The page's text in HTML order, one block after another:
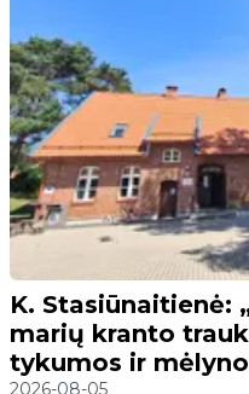
K. Stasiūnaitienė:
marių kranto
tykumos ir
2026-08-05